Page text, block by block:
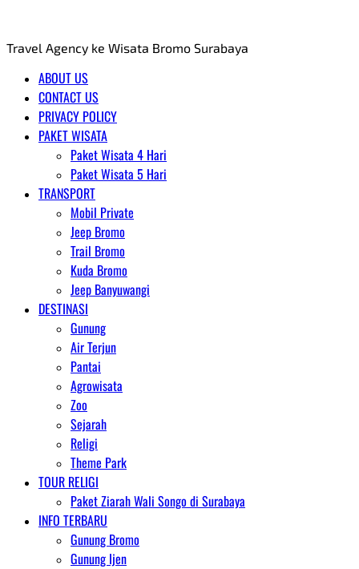
Travel Agency ke Wisata Bromo Surabaya
ABOUT US
CONTACT US
PRIVACY POLICY
PAKET WISATA
Paket Wisata 4 Hari
Paket Wisata 5 Hari
TRANSPORT
Mobil Private
Jeep Bromo
Trail Bromo
Kuda Bromo
Jeep Banyuwangi
DESTINASI
Gunung
Air Terjun
Pantai
Agrowisata
Zoo
Sejarah
Religi
Theme Park
TOUR RELIGI
Paket Ziarah Wali Songo di Surabaya
INFO TERBARU
Gunung Bromo
Gunung Ijen